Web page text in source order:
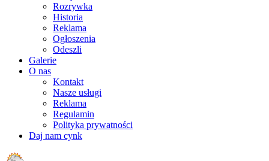
Rozrywka
Historia
Reklama
Ogłoszenia
Odeszli
Galerie
O nas
Kontakt
Nasze usługi
Reklama
Regulamin
Polityka prywatności
Daj nam cynk